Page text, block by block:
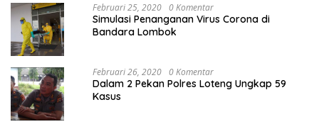
Februari 25, 2020 0 Komentar
Simulasi Penanganan Virus Corona di
Bandara Lombok
Februari 26, 2020 0 Komentar
Dalam 2 Pekan Polres Loteng Ungkap 59
Kasus